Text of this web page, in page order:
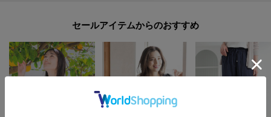
セールアイテムからのおすすめ